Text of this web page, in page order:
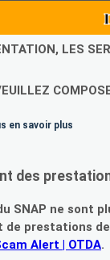
LES
en savoir plus
des
SNAP ne sont
prestations
Alert | OTDA.